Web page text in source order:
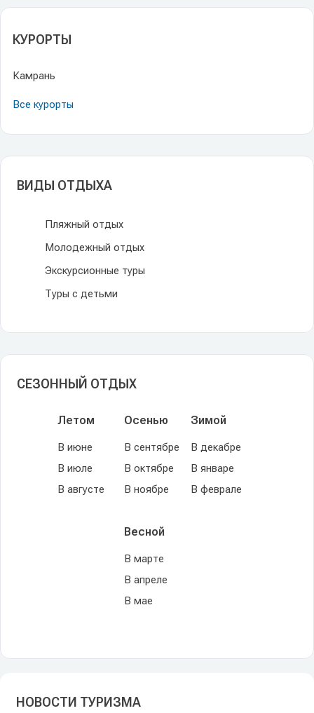
КУРОРТЫ
Камрань
Все курорты
ВИДЫ ОТДЫХА
Пляжный отдых
Молодежный отдых
Экскурсионные туры
Туры с детьми
СЕЗОННЫЙ ОТДЫХ
Летом
В июне
В июле
В августе
Осенью
В сентябре
В октябре
В ноябре
Зимой
В декабре
В январе
В феврале
Весной
В марте
В апреле
В мае
НОВОСТИ ТУРИЗМА